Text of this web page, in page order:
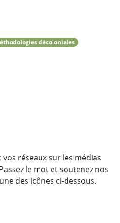
décoloniales
vos réseaux sur les médias
le mot et soutenez nos
des icônes ci-dessous.